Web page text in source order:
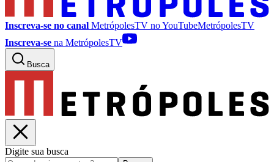
Inscreva-se no canal MetrópolesTV noYouTubeMetrópolesTV
Inscreva-se na MetrópolesTV
Busca
Digite sua busca